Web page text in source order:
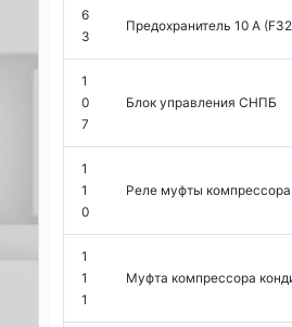
6
3
Предохранитель 10 А
1
0
7
Блок управления СНПБ
1
1
0
Реле муфты
1
1
1
Муфта компрессора